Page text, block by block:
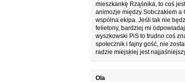
mieszkankę Rząśnika, to coś
animozje między Sobczakiem a
wspólna ekipa. Jeśli tak nie
felietony, bardziej mi
wyszkowski PiS to trudno coś
społecznik i fajny gość, nie
radzie miejskiej jest
Ola